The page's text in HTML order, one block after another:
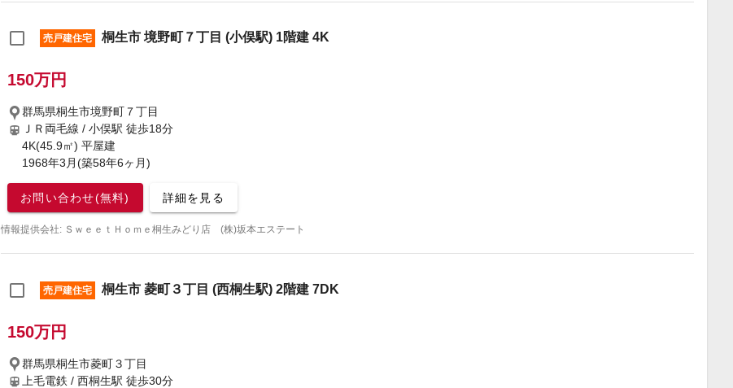
売戸建住宅 桐生市 境野町７丁目 (小俣駅) 1階建 4K
150万円
群馬県桐生市境野町７丁目
ＪＲ両毛線 / 小俣駅 徒歩18分
4K(45.9㎡) 平屋建
1968年3月(築58年6ヶ月)
お問い合わせ(無料) 詳細を見る
情報提供会社: ＳｗｅｅｔＨｏｍｅ桐生みどり店 (株)坂本エステート
売戸建住宅 桐生市 菱町３丁目 (西桐生駅) 2階建 7DK
150万円
群馬県桐生市菱町３丁目
上毛電鉄 / 西桐生駅 徒歩30分